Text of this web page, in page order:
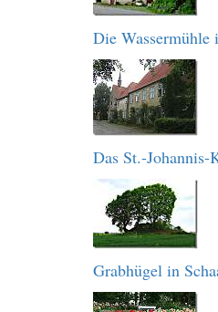
Die Wassermühle
Das St.-
Grabhügel in